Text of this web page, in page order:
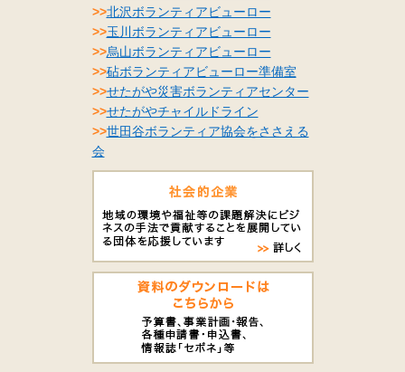
>>北沢ボランティアビューロー
>>玉川ボランティアビューロー
>>烏山ボランティアビューロー
>>砧ボランティアビューロー準備室
>>せたがや災害ボランティアセンター
>>せたがやチャイルドライン
>>世田谷ボランティア協会をささえる
会